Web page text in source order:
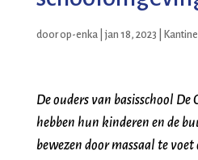
doorop-enka|jan 18, 2023
De ouders van basisschool
hebben hun kinderen en de
bewezen door massaal te